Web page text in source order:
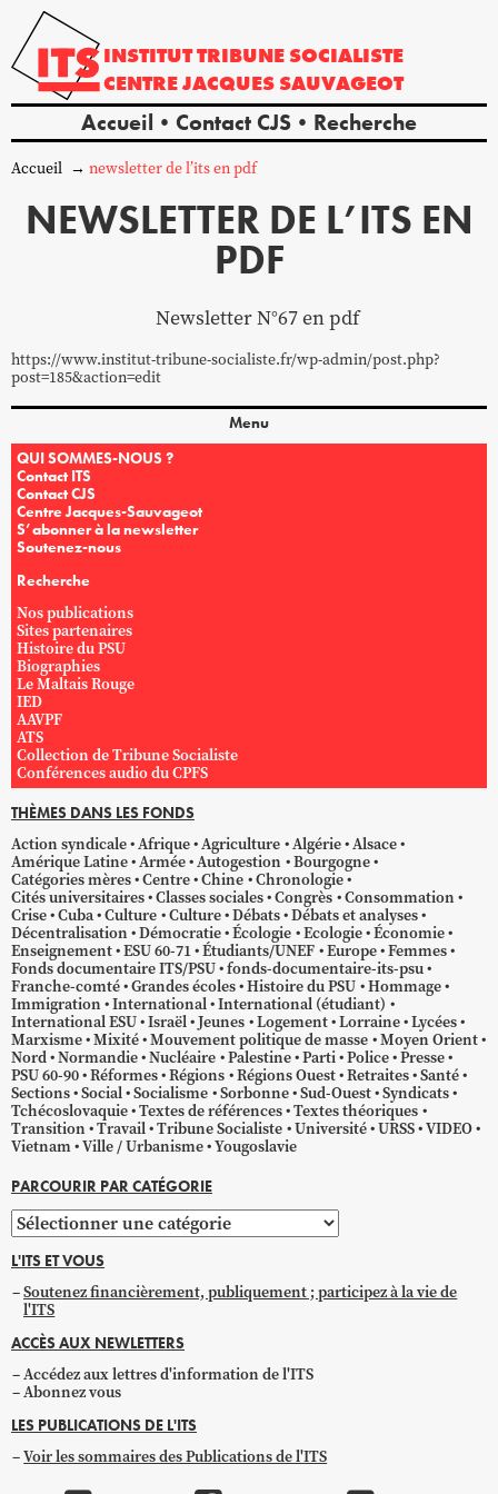
INSTITUTTRIBUNE SOCIALISTE
CENTREJACQUES SAUVAGEOT
Accueil Contact CJS Recherche
Accueil newsletter de l’its en pdf
NEWSLETTER DE L’ITS EN
PDF
Newsletter N°67 en pdf
https://www.institut-tribune-socialiste.fr/wp-admin/post.php?
post=185&action=edit
Menu
QUI SOMMES-NOUS ?
Contact ITS
Contact CJS
Centre Jacques-Sauvageot
S’abonner à la newsletter
Soutenez-nous
Recherche
Nos publications
Sites partenaires
Histoire du PSU
Biographies
Le Maltais Rouge
IED
AAVPF
ATS
Collection de Tribune Socialiste
Conférences audio du CPFS
THÈMES DANS LES FONDS
Action syndicale Afrique Agriculture Algérie Alsace
Amérique Latine Armée Autogestion
Bourgogne
Catégories mères Centre Chine Chronologie
Cités universitaires Classes sociales Congrès Consommation
Crise Cuba Culture Culture Débats Débats et analyses
Décentralisation Démocratie Écologie Ecologie Économie
Enseignement ESU 60-71 Étudiants/UNEF Europe Femmes
Fonds documentaire ITS/PSU fonds-documentaire-its-psu
Franche-comté Grandes écoles Histoire du PSU Hommage
Immigration International International (étudiant)
International ESU Israël Jeunes Logement Lorraine Lycées
Marxisme Mixité Mouvement politique de masse Moyen Orient
Nord Normandie Nucléaire Palestine Parti Police Presse
PSU 60-90 Réformes Régions Régions Ouest Retraites Santé
Sections Social Socialisme Sorbonne Sud-Ouest Syndicats
Tchécoslovaquie Textes de références Textes théoriques
Transition Travail Tribune Socialiste Université URSS VIDEO
Vietnam Ville / Urbanisme Yougoslavie
PARCOURIR PAR CATÉGORIE
Parcourir
par
catégorie
L'ITS ET VOUS
Soutenez financièrement, publiquement ; participez à la vie de
l'ITS
ACCÈS AUX NEWLETTERS
Accédez aux lettres d'information de l'ITS
Abonnez vous
LES PUBLICATIONS DE L'ITS
Voir les sommaires des Publications de l'ITS